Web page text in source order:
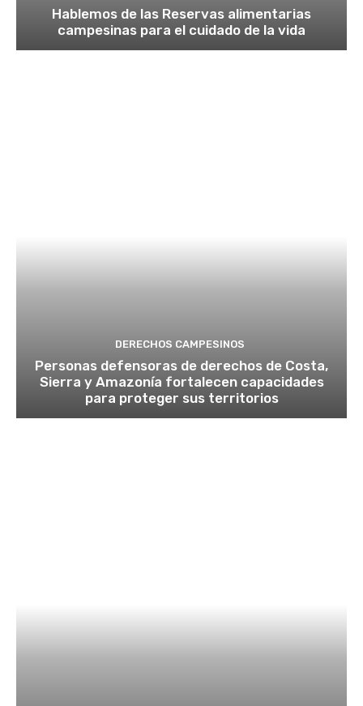
Hablemos de las Reservas alimentarias
campesinas para el cuidado de la vida
DERECHOS CAMPESINOS
Personas defensoras de derechos de Costa,
Sierra y Amazonía fortalecen capacidades
para proteger sus territorios